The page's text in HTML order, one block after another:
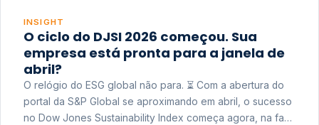
INSIGHT
O ciclo do DJSI 2026 começou. Sua
empresa está pronta para a janela de
abril?
O relógio do ESG global não para. ⏳ Com a abertura do
portal da S&P Global se aproximando em abril, o sucesso
no Dow Jones Sustainability Index começa agora, na fase